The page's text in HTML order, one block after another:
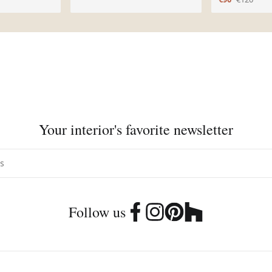
Your interior's favorite newsletter
Follow us